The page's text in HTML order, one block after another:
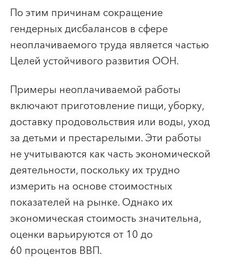
По этим причинам сокращение
гендерных дисбалансов в сфере
неоплачиваемого труда является частью
Целей устойчивого развития ООН.
Примеры неоплачиваемой работы
включают приготовление пищи, уборку,
доставку продовольствия или воды, уход
за детьми и престарелыми. Эти работы
не учитываются как часть экономической
деятельности, поскольку их трудно
измерить на основе стоимостных
показателей на рынке. Однако их
экономическая стоимость значительна,
оценки варьируются от 10 до
60 процентов ВВП.